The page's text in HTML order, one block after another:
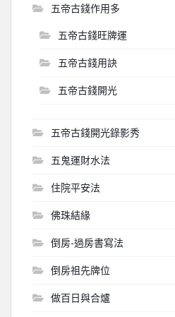
五帝古錢作用多
五帝古錢旺牌運
五帝古錢用訣
五帝古錢開光
五帝古錢開光錄影秀
五鬼運財水法
住院平安法
佛珠結緣
倒房-過房書寫法
倒房祖先牌位
做百日與合爐